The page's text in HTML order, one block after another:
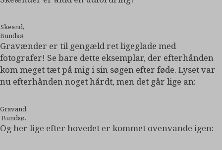
Skeand,
Bundsø.
Gravænder er til gengæld ret ligeglade med
fotografer! Se bare dette eksemplar, der efterhånden
kom meget tæt på mig i sin søgen efter føde. Lyset var
nu efterhånden noget hårdt, men det går lige an:
Gravand,
Bundsø.
Og her lige efter hovedet er kommet ovenvande igen: